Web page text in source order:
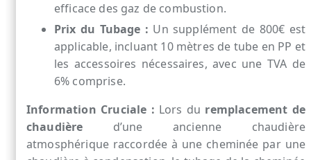
efficace des gaz de combustion.
Prix du Tubage : Un supplément de 800€ est
applicable, incluant 10 mètres de tube en PP et
les accessoires nécessaires, avec une TVA de
6% comprise.
Information Cruciale : Lors du remplacement de
chaudière d’une ancienne chaudière
atmosphérique raccordée à une cheminée par une